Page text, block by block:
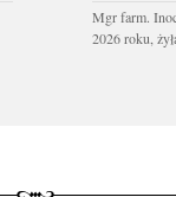
Mgr farm.
2026 roku,